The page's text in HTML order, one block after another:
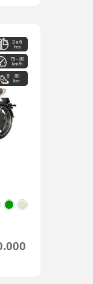
3 a 6
hrs
75 - 80
km/h
80
km